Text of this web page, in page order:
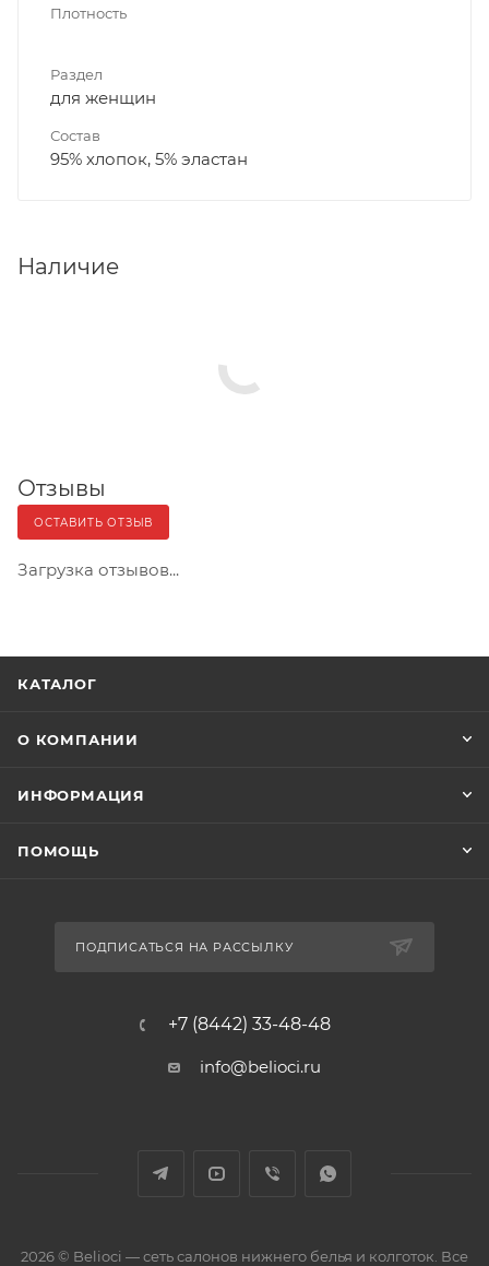
Плотность
Раздел
для женщин
Состав
95% хлопок, 5% эластан
Наличие
Отзывы
ОСТАВИТЬ ОТЗЫВ
Загрузка отзывов...
КАТАЛОГ
О КОМПАНИИ
ИНФОРМАЦИЯ
ПОМОЩЬ
ПОДПИСАТЬСЯ НА РАССЫЛКУ
+7 (8442) 33-48-48
info@belioci.ru
2026 © Belioci — сеть салонов нижнего белья и колготок. Все